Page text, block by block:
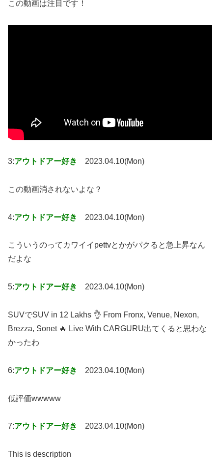
この動画は注目です！
3:アウトドアー好き 2023.04.10(Mon)
この動画消されないよな？
4:アウトドアー好き 2023.04.10(Mon)
こういうのってカワイイpettvとかがパクると急上昇なん
だよな
5:アウトドアー好き 2023.04.10(Mon)
SUVでSUV in 12 Lakhs 👌 From Fronx, Venue, Nexon,
Brezza, Sonet 🔥 Live With CARGURU出てくると思わな
かったわ
6:アウトドアー好き 2023.04.10(Mon)
低評価wwwww
7:アウトドアー好き 2023.04.10(Mon)
This is description